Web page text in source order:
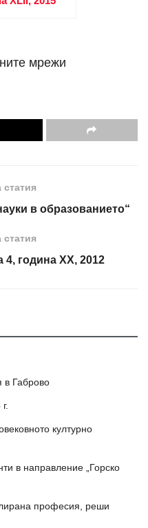
мрежи
в образованието“
4, година XX, 2012
в Габрово
културно
в направление „Горско
професия, реши